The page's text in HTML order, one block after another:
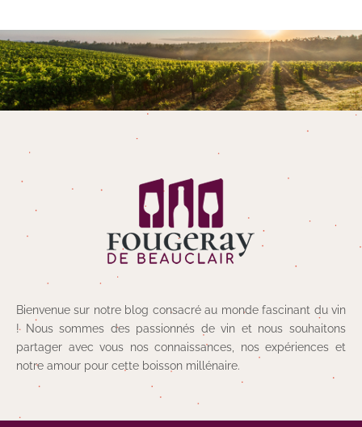
Bienvenue sur notre blog consacré au monde fascinant du vin
! Nous sommes des passionnés de vin et nous souhaitons
partager avec vous nos connaissances, nos expériences et
notre amour pour cette boisson millénaire.